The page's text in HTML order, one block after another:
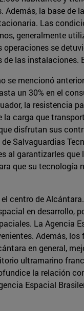
la base de
Las
generalmente
se
las instalaciones.
mencionó
un 30% en el
la resistencia
la carga que
disfrutan sus
Salvaguardias
al garantizarles
que su tecnología
centro de
en desarrollo,
La Agencia
Además,
en general,
ultramarino
la relación
Espacial